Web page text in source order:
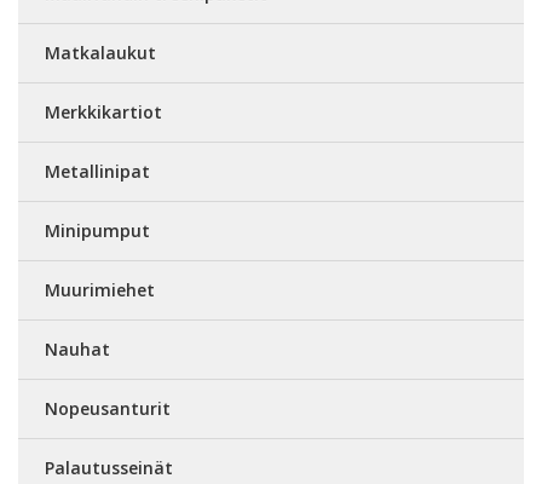
Matkalaukut
Merkkikartiot
Metallinipat
Minipumput
Muurimiehet
Nauhat
Nopeusanturit
Palautusseinät